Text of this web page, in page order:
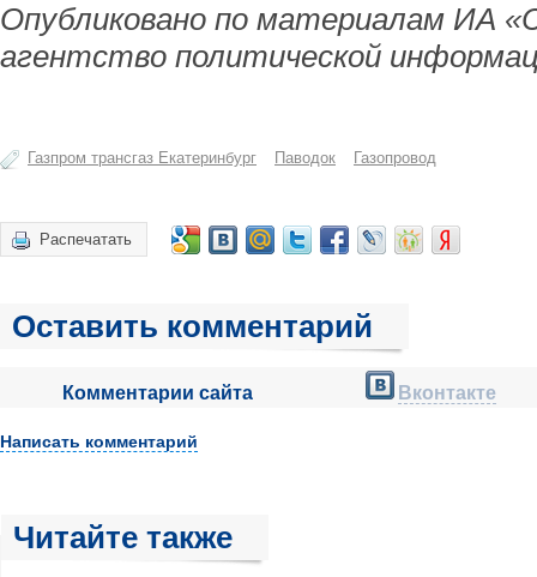
Опубликовано по материалам ИА
агентство политической
Газпром трансгаз Екатеринбург Паводок Газопровод
Распечатать
Оставить комментарий
Комментарии сайта Вконтакте
Написать комментарий
Читайте также